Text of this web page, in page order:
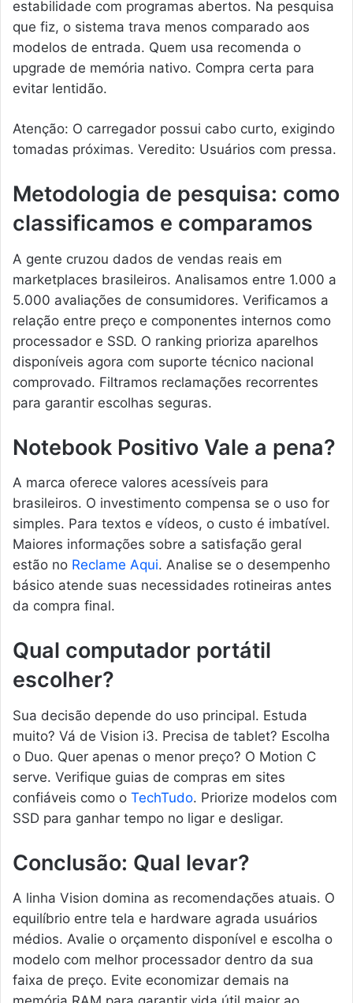
estabilidade com programas abertos. Na pesquisa
que fiz, o sistema trava menos comparado aos
modelos de entrada. Quem usa recomenda o
upgrade de memória nativo. Compra certa para
evitar lentidão.
Atenção: O carregador possui cabo curto, exigindo
tomadas próximas. Veredito: Usuários com pressa.
Metodologia de pesquisa: como
classificamos e comparamos
A gente cruzou dados de vendas reais em
marketplaces brasileiros. Analisamos entre 1.000 a
5.000 avaliações de consumidores. Verificamos a
relação entre preço e componentes internos como
processador e SSD. O ranking prioriza aparelhos
disponíveis agora com suporte técnico nacional
comprovado. Filtramos reclamações recorrentes
para garantir escolhas seguras.
Notebook Positivo Vale a pena?
A marca oferece valores acessíveis para
brasileiros. O investimento compensa se o uso for
simples. Para textos e vídeos, o custo é imbatível.
Maiores informações sobre a satisfação geral
estão no Reclame Aqui. Analise se o desempenho
básico atende suas necessidades rotineiras antes
da compra final.
Qual computador portátil
escolher?
Sua decisão depende do uso principal. Estuda
muito? Vá de Vision i3. Precisa de tablet? Escolha
o Duo. Quer apenas o menor preço? O Motion C
serve. Verifique guias de compras em sites
confiáveis como o TechTudo. Priorize modelos com
SSD para ganhar tempo no ligar e desligar.
Conclusão: Qual levar?
A linha Vision domina as recomendações atuais. O
equilíbrio entre tela e hardware agrada usuários
médios. Avalie o orçamento disponível e escolha o
modelo com melhor processador dentro da sua
faixa de preço. Evite economizar demais na